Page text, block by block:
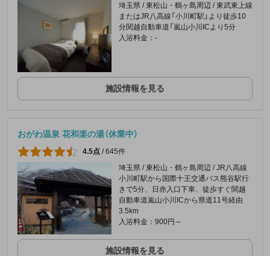
埼玉県 / 東松山・鶴ヶ島周辺 / 東武東上線
またはJR八高線「小川町駅」より徒歩10
分関越自動車道「嵐山小川ICより5分
入浴料金：-
施設情報を見る
おがわ温泉 花和楽の湯（休業中）
4.5点 /645件
埼玉県 / 東松山・鶴ヶ島周辺 / JR八高線
小川町駅から国際十王交通バス熊谷駅行
きで5分、日赤入口下車、徒歩すぐ関越
自動車道嵐山小川ICから県道11号経由
3.5km
入浴料金：900円～
施設情報を見る